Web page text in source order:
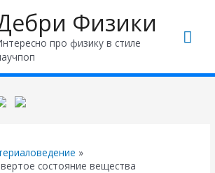
Физики
про физику в стиле
состояние вещества